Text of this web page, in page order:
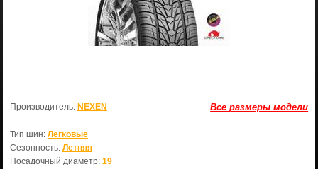
Все размеры модели
Производитель: NEXEN
Тип шин: Легковые
Сезонность: Летняя
Посадочный диаметр: 19